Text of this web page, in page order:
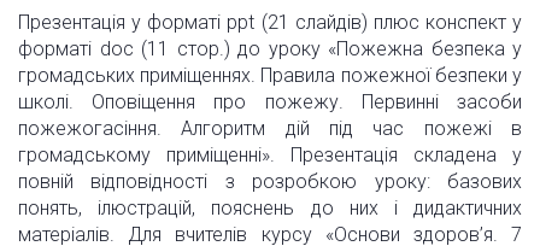
Презентація у форматі ppt (21 слайдів) плюс конспект у
форматі doc (11 стор.) до уроку «Пожежна безпека у
громадських приміщеннях. Правила пожежної безпеки у
школі. Оповіщення про пожежу. Первинні засоби
пожежогасіння. Алгоритм дій під час пожежі в
громадському приміщенні». Презентація складена у
повній відповідності з розробкою уроку: базових
понять, ілюстрацій, пояснень до них і дидактичних
матеріалів. Для вчителів курсу «Основи здоров’я. 7